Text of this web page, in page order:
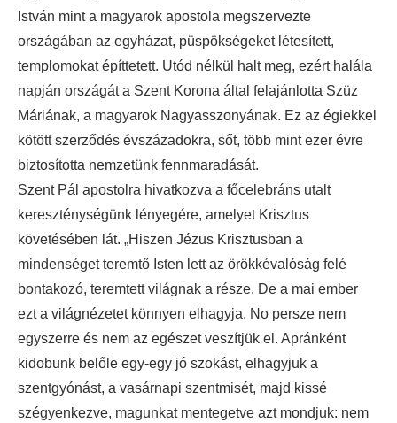
István mint a magyarok apostola megszervezte
országában az egyházat, püspökségeket létesített,
templomokat építtetett. Utód nélkül halt meg, ezért halála
napján országát a Szent Korona által felajánlotta Szüz
Máriának, a magyarok Nagyasszonyának. Ez az égiekkel
kötött szerződés évszázadokra, sőt, több mint ezer évre
biztosította nemzetünk fennmaradását.
Szent Pál apostolra hivatkozva a főcelebráns utalt
kereszténységünk lényegére, amelyet Krisztus
követésében lát. „Hiszen Jézus Krisztusban a
mindenséget teremtő Isten lett az örökkévalóság felé
bontakozó, teremtett világnak a része. De a mai ember
ezt a világnézetet könnyen elhagyja. No persze nem
egyszerre és nem az egészet veszítjük el. Apránként
kidobunk belőle egy-egy jó szokást, elhagyjuk a
szentgyónást, a vasárnapi szentmisét, majd kissé
szégyenkezve, magunkat mentegetve azt mondjuk: nem